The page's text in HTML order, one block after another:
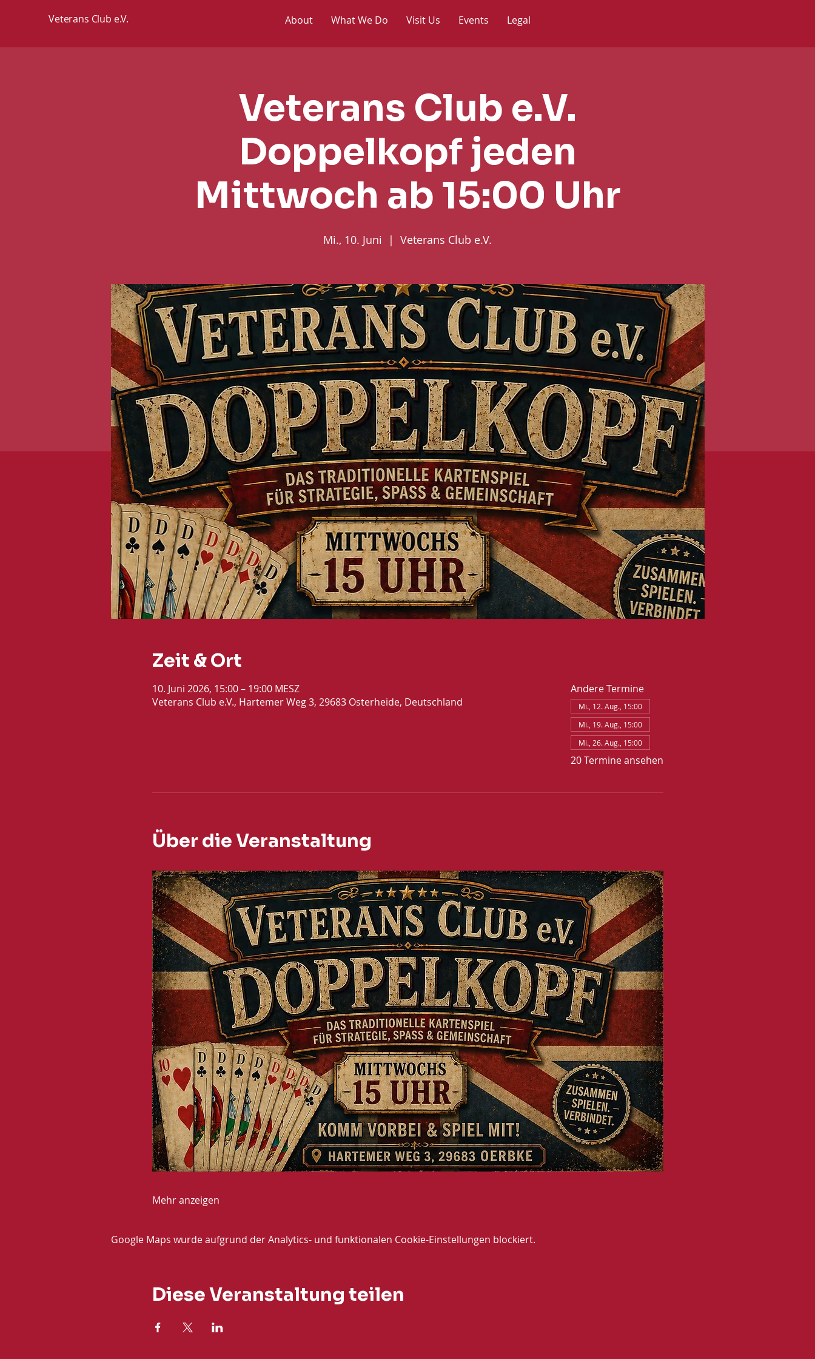
Veterans Club e.V. About What We Do Visit Us Events Legal
Veterans Club e.V.
Doppelkopf jeden
Mittwoch ab 15:00 Uhr
Mi., 10. Juni
  |
Veterans Club e.V.
Zeit & Ort
10. Juni 2026, 15:00 – 19:00 MESZ
Veterans Club e.V., Hartemer Weg 3, 29683 Osterheide, Deutschland
Andere Termine
Mi., 12. Aug., 15:00
Mi., 19. Aug., 15:00
Mi., 26. Aug., 15:00
20 Termine ansehen
Über die Veranstaltung
Mehr anzeigen
Google Maps wurde aufgrund der Analytics- und funktionalen Cookie-Einstellungen blockiert.
Diese Veranstaltung teilen